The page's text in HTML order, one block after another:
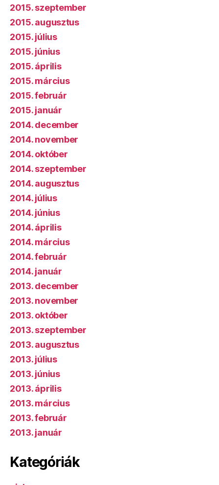
2015. szeptember
2015. augusztus
2015. július
2015. június
2015. április
2015. március
2015. február
2015. január
2014. december
2014. november
2014. október
2014. szeptember
2014. augusztus
2014. július
2014. június
2014. április
2014. március
2014. február
2014. január
2013. december
2013. november
2013. október
2013. szeptember
2013. augusztus
2013. július
2013. június
2013. április
2013. március
2013. február
2013. január
Kategóriák